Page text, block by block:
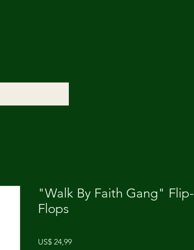
"Walk By Faith Gang" Flip-
Flops
US$ 24,99Prijs